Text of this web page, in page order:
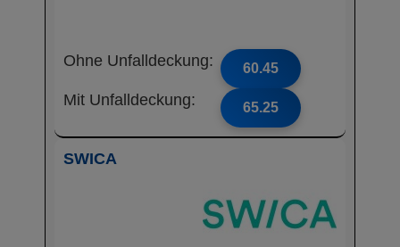
Ohne Unfalldeckung: 60.45
Mit Unfalldeckung: 65.25
SWICA